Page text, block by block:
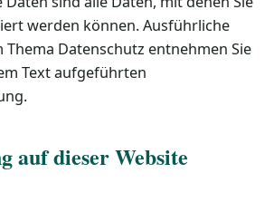
werden können. Ausführliche
Datenschutz entnehmen Sie
Text aufgeführten
auf dieser Website